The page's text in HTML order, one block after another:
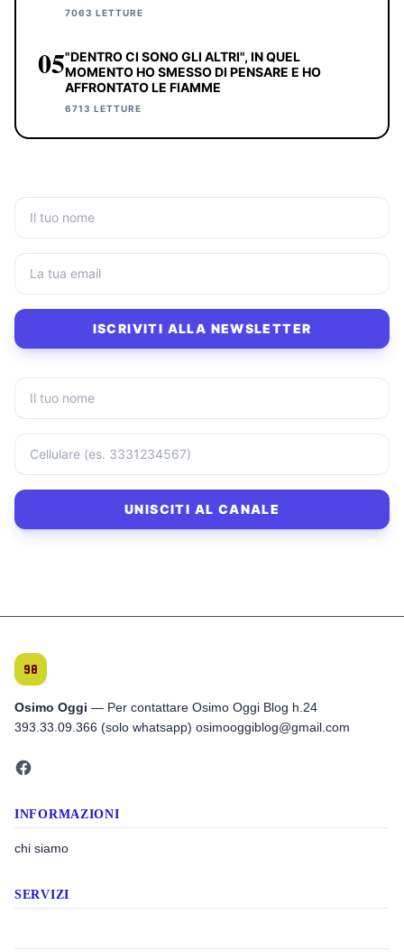
7063 LETTURE
05"DENTRO CI SONO GLI ALTRI", IN QUEL
MOMENTO HO SMESSO DI PENSARE E HO
AFFRONTATO LE FIAMME
6713 LETTURE
ISCRIVITI ALLA NEWSLETTER
UNISCITI AL CANALE
Osimo Oggi — Per contattare Osimo Oggi Blog h.24
393.33.09.366 (solo whatsapp) osimooggiblog@gmail.com
INFORMAZIONI
chi siamo
SERVIZI